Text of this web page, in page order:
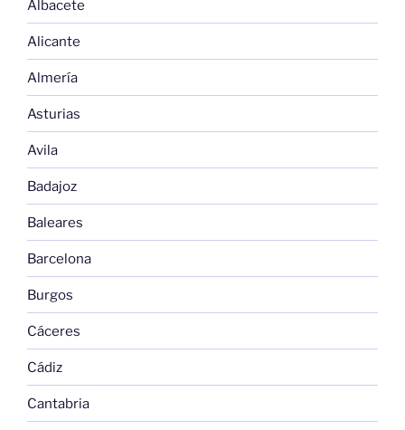
Albacete
Alicante
Almería
Asturias
Avila
Badajoz
Baleares
Barcelona
Burgos
Cáceres
Cádiz
Cantabria